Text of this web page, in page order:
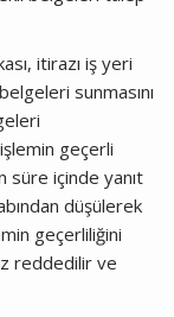
itirazı iş yeri
sunmasını
geçerli
süre içinde yanıt
düşülerek
geçerliliğini
reddedilir ve